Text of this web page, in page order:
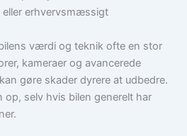
eller erhvervsmæssigt
værdi og teknik ofte en stor
kameraer og avancerede
gøre skader dyrere at udbedre.
selv hvis bilen generelt har